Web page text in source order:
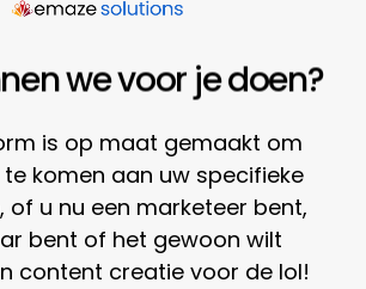
we voor je doen?
is op maat gemaakt om
komen aan uw specifieke
of u nu een marketeer bent,
bent of het gewoon wilt
content creatie voor de lol!